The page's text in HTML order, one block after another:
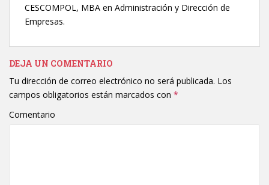
CESCOMPOL, MBA en Administración y Dirección de
Empresas.
DEJA UN COMENTARIO
Tu dirección de correo electrónico no será publicada. Los
campos obligatorios están marcados con *
Comentario